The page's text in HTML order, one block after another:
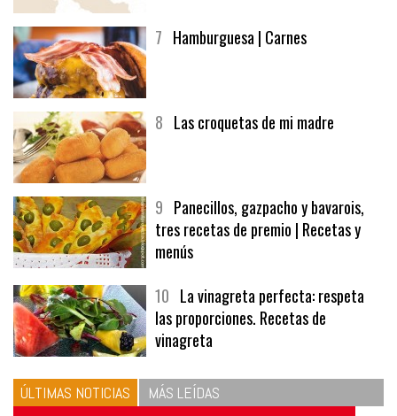
9Panecillos, gazpacho y bavarois,
tres recetas de premio | Recetas y
menús
10La vinagreta perfecta: respeta
las proporciones. Recetas de
vinagreta